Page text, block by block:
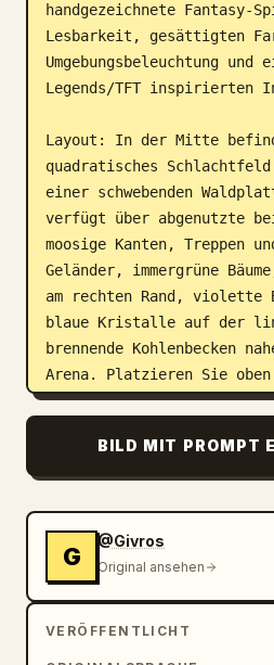
handgezeichnete Fantasy-
Lesbarkeit, gesättigten
Umgebungsbeleuchtung und
Legends/TFT inspirierten
Layout: In der Mitte
quadratisches
einer schwebenden
verfügt über abgenutzte
moosige Kanten, Treppen
Geländer, immergrüne
am rechten Rand, violette
blaue Kristalle auf der
brennende Kohlenbecken
Arena. Platzieren Sie
dunkle, verzierte HUD-
Gold-Zähler „26“ und
cyanfarbenen
Menüschaltflächen mit
Buch und Zahnrad.
Schlachtfeldeinheiten:
sichtbare Charaktere auf
feindliche Einheiten in
BILD MIT PROMPT
G
@Givros
Original ansehen
VERÖFFENTLICHT